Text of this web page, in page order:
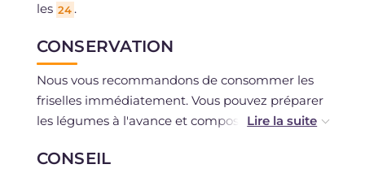
les 24 .
CONSERVATION
Nous vous recommandons de consommer les
friselles immédiatement. Vous pouvez préparer
les légumes à l'avance et composer les friselles
préparer la sauce au taleggio à l'avance, vous
CONSEIL